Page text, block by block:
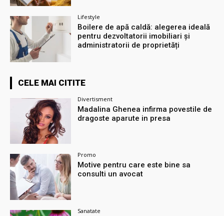
Lifestyle
Boilere de apă caldă: alegerea ideală
pentru dezvoltatorii imobiliari și
administratorii de proprietăți
CELE MAI CITITE
Divertisment
Madalina Ghenea infirma povestile de
dragoste aparute in presa
Promo
Motive pentru care este bine sa
consulti un avocat
Sanatate